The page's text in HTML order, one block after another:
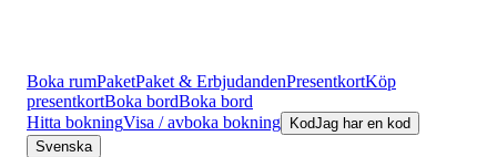
Boka rumPaketPaket & ErbjudandenPresentkortKöp
presentkortBoka bordBoka bord
Hitta bokningVisa / avboka bokning KodJag har en kod
Svenska